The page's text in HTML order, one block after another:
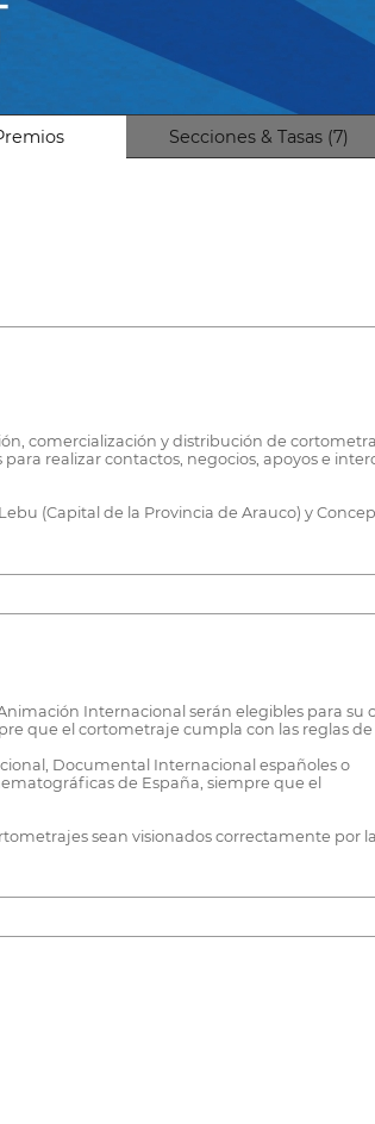
Secciones & Tasas (7)
comercialización y distribución de
realizar contactos, negocios, apoyos e
(Capital de la Provincia de Arauco) y
Internacional serán elegibles para su
que el cortometraje cumpla con las reglas de
Documental Internacional españoles o
de España, siempre que el
sean visionados correctamente por